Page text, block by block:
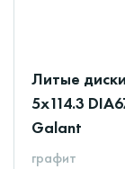
Литые
5x114.3
Galant
графит